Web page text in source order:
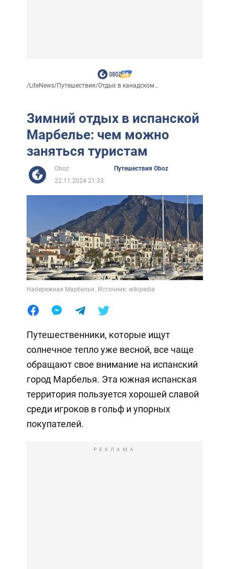
/LiteNews/Путешествия/Отдых в канадском...
Зимний отдых в испанской
Марбелье: чем можно
заняться туристам
Oboz
Путешествия Oboz
22.11.2024 21:33
Набережная Марбелья. Источник: wikipedia
Путешественники, которые ищут
солнечное тепло уже весной, все чаще
обращают свое внимание на испанский
город Марбелья. Эта южная испанская
территория пользуется хорошей славой
среди игроков в гольф и упорных
покупателей.
РЕКЛАМА